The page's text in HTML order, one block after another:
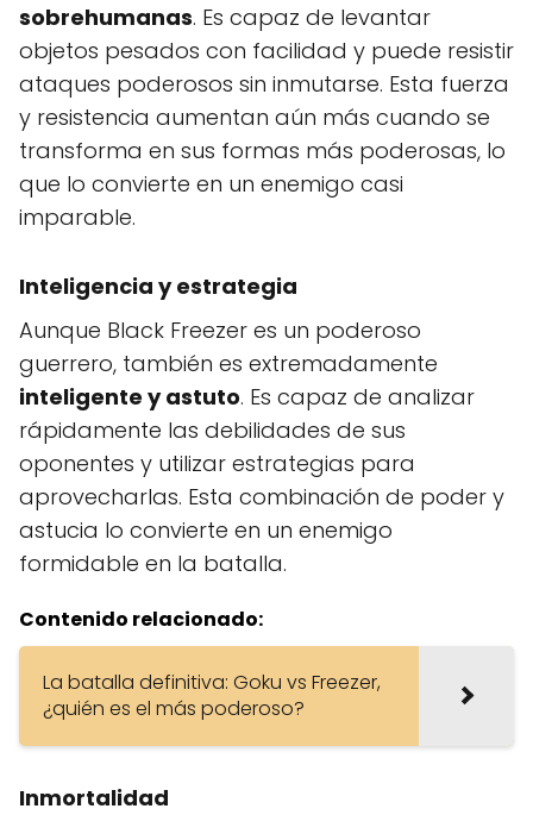
sobrehumanas. Es capaz de levantar
objetos pesados con facilidad y puede resistir
ataques poderosos sin inmutarse. Esta fuerza
y resistencia aumentan aún más cuando se
transforma en sus formas más poderosas, lo
que lo convierte en un enemigo casi
imparable.
Inteligencia y estrategia
Aunque Black Freezer es un poderoso
guerrero, también es extremadamente
inteligente y astuto. Es capaz de analizar
rápidamente las debilidades de sus
oponentes y utilizar estrategias para
aprovecharlas. Esta combinación de poder y
astucia lo convierte en un enemigo
formidable en la batalla.
Contenido relacionado:
La batalla definitiva: Goku vs Freezer,
¿quién es el más poderoso?
Inmortalidad